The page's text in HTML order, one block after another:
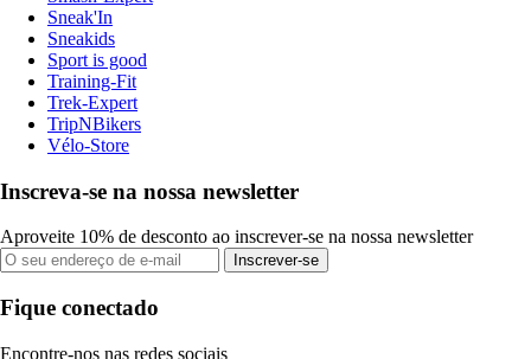
Sneak'In
Sneakids
Sport is good
Training-Fit
Trek-Expert
TripNBikers
Vélo-Store
Inscreva-se na nossa newsletter
Aproveite 10% de desconto ao inscrever-se na nossa newsletter
Inscrever-se
Fique conectado
Encontre-nos nas redes sociais